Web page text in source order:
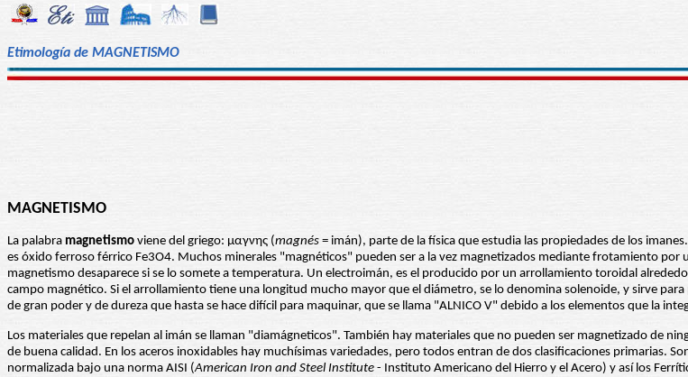
Etimología de MAGNETISMO
MAGNETISMO
La palabra magnetismo viene del griego: μαγνης (magnés = imán), parte de la física que estudia las propiedades de los
es óxido ferroso férrico Fe3O4. Muchos minerales "magnéticos" pueden ser a la vez magnetizados mediante frotamiento
magnetismo desaparece si se lo somete a temperatura. Un electroimán, es el producido por un arrollamiento toroidal
campo magnético. Si el arrollamiento tiene una longitud mucho mayor que el diámetro, se lo denomina solenoide, y sirve
de gran poder y de dureza que hasta se hace difícil para maquinar, que se llama "ALNICO V" debido a los elementos que la
Los materiales que repelan al imán se llaman "diamágneticos". También hay materiales que no pueden ser magnetizado de
de buena calidad. En los aceros inoxidables hay muchísimas variedades, pero todos entran de dos clasificaciones primarias.
normalizada bajo una norma AISI (American Iron and Steel Institute - Instituto Americano del Hierro y el Acero) y así los